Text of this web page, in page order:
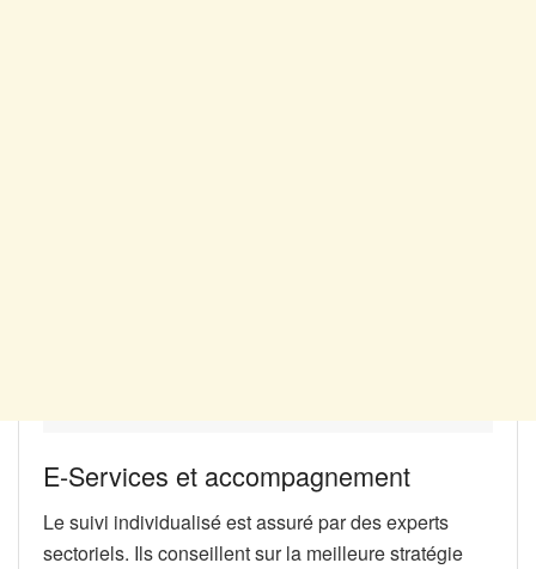
E-Services et accompagnement
Le suivi individualisé est assuré par des experts
sectoriels. Ils conseillent sur la meilleure stratégie